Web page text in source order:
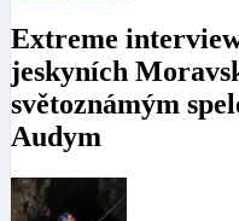
Extreme
jeskyních
světoznámým
Audym